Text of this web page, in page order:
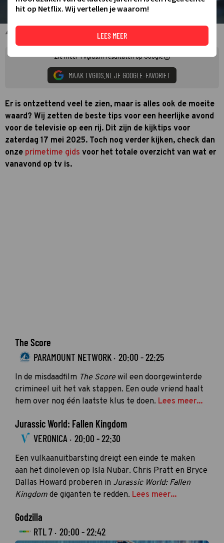
Mark Stanley en Vicky McClure in Trigger Point
Zie meer TVgids.nl resultaten op Google
MAAK TVGIDS.NL JE GOOGLE-FAVORIET
Er is ontzettend veel te zien, maar is alles ook de moeite
waard? Wij zetten de beste tips voor een heerlijke avond
voor de televisie op een rij. Dit zijn de kijktips voor
zaterdag 17 mei 2025. Toch nog verder kijken, check dan
onze primetime gids voor het totale overzicht van wat er
vanavond op tv is.
The Score
PARAMOUNT NETWORK · 20:00 - 22:25
In de misdaadfilm The Score wil een doorgewinterde
crimineel uit het vak stappen. Een oude vriend haalt
hem over nog één laatste klus te doen. Lees meer...
Jurassic World: Fallen Kingdom
VERONICA · 20:00 - 22:30
Een vulkaanuitbarsting dreigt een einde te maken
aan het dinoleven op Isla Nubar. Chris Pratt en Bryce
Dallas Howard proberen in Jurassic World: Fallen
Kingdom de giganten te redden. Lees meer...
Godzilla
RTL 7 · 20:00 - 22:42
hit op Netflix. Wij vertellen je waarom!
LEES MEER